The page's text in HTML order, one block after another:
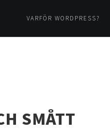
VARFÖR WORDPRESS?
SMÅTT